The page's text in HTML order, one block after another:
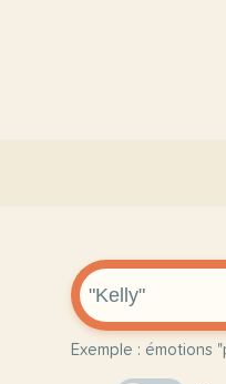
Exemple : émotions